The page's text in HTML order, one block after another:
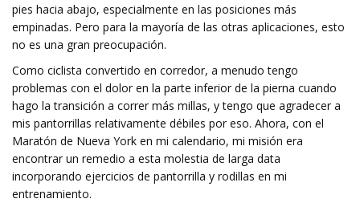
pies hacia abajo, especialmente en las posiciones más
empinadas. Pero para la mayoría de las otras aplicaciones, esto
no es una gran preocupación.
Como ciclista convertido en corredor, a menudo tengo
problemas con el dolor en la parte inferior de la pierna cuando
hago la transición a correr más millas, y tengo que agradecer a
mis pantorrillas relativamente débiles por eso. Ahora, con el
Maratón de Nueva York en mi calendario, mi misión era
encontrar un remedio a esta molestia de larga data
incorporando ejercicios de pantorrilla y rodillas en mi
entrenamiento.